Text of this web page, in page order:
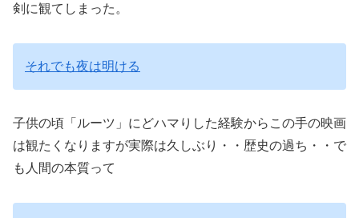
剣に観てしまった。
それでも夜は明ける
子供の頃「ルーツ」にどハマりした経験からこの手の映画
は観たくなりますが実際は久しぶり・・歴史の過ち・・で
も人間の本質って